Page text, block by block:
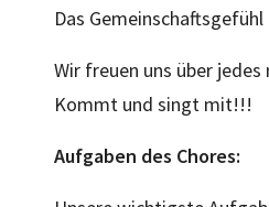
Das
Wir freuen uns über
Kommt und singt mit!!!
Aufgaben des Chores: